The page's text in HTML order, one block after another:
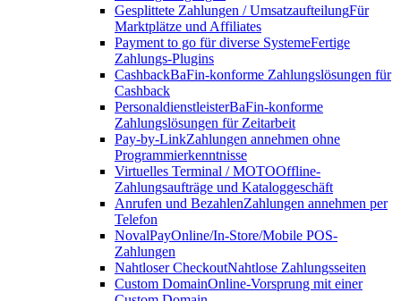
Gesplittete Zahlungen / UmsatzaufteilungFür
Marktplätze und Affiliates
Payment to go für diverse SystemeFertige
Zahlungs-Plugins
CashbackBaFin-konforme Zahlungslösungen für
Cashback
PersonaldienstleisterBaFin-konforme
Zahlungslösungen für Zeitarbeit
Pay-by-LinkZahlungen annehmen ohne
Programmierkenntnisse
Virtuelles Terminal / MOTOOffline-
Zahlungsaufträge und Kataloggeschäft
Anrufen und BezahlenZahlungen annehmen per
Telefon
NovalPayOnline/In-Store/Mobile POS-
Zahlungen
Nahtloser CheckoutNahtlose Zahlungsseiten
Custom DomainOnline-Vorsprung mit einer